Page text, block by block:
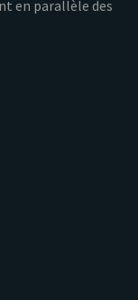
en parallèle des